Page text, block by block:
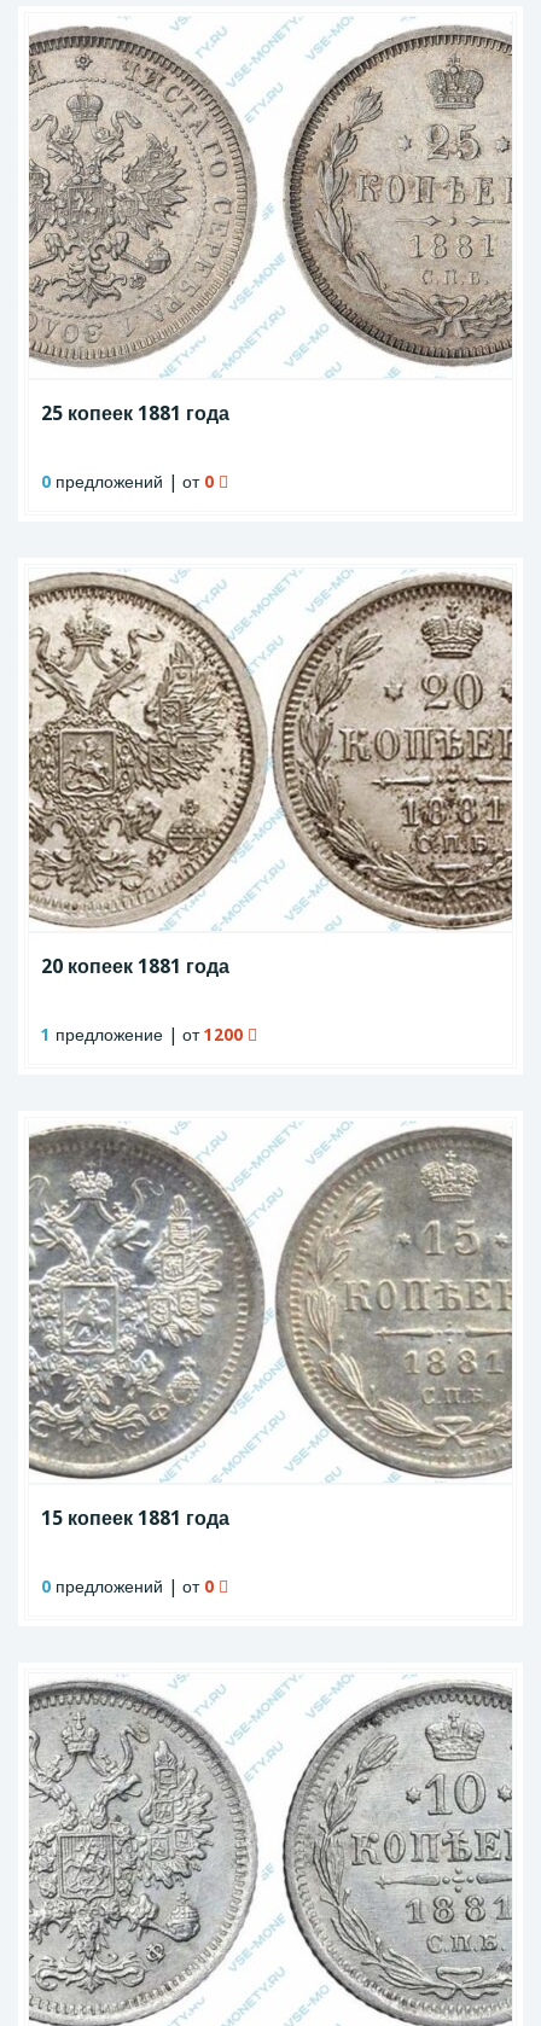
25 копеек 1881 года
0 предложений | от 0
20 копеек 1881 года
1 предложение | от1200
15 копеек 1881 года
0 предложений | от 0